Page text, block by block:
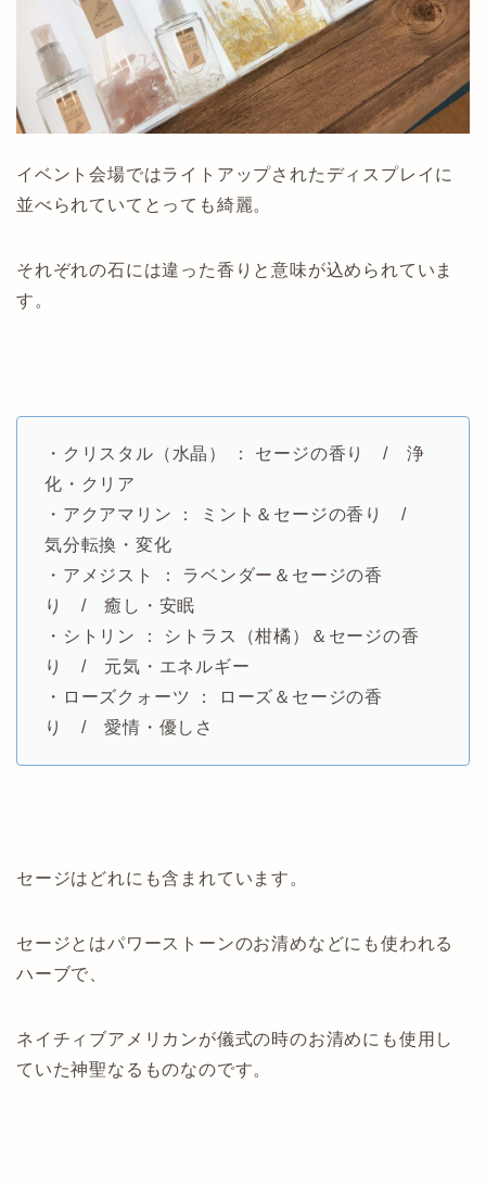
イベント会場ではライトアップされたディスプレイに
並べられていてとっても綺麗。
それぞれの石には違った香りと意味が込められていま
す。
・クリスタル（水晶） ： セージの香り / 浄
化・クリア
・アクアマリン ： ミント＆セージの香り /
気分転換・変化
・アメジスト ： ラベンダー＆セージの香
り / 癒し・安眠
・シトリン ： シトラス（柑橘）＆セージの香
り / 元気・エネルギー
・ローズクォーツ ： ローズ＆セージの香
り / 愛情・優しさ
セージはどれにも含まれています。
セージとはパワーストーンのお清めなどにも使われる
ハーブで、
ネイチィブアメリカンが儀式の時のお清めにも使用し
ていた神聖なるものなのです。